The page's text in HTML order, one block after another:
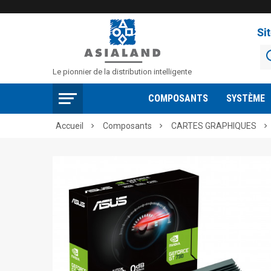
Le pionnier de la distribution intelligente
COMPOSANTS SYSTÈME
Accueil  Composants  CARTES GRAPHIQUES 